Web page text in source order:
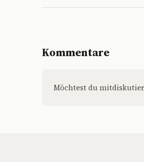
Kommentare
Möchtest du